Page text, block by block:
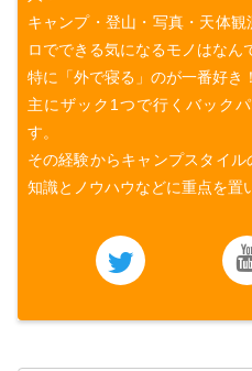
キャンプ・登山・写真・天体
ロでできる気になるモノはなん
特に「外で寝る」のが一番好き！
主にザック1つで行くバック
す。
その経験からキャンプスタイ
知識とノウハウなどに重点を置